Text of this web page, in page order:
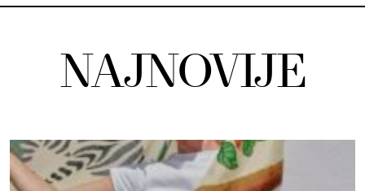
NAJNOVIJE